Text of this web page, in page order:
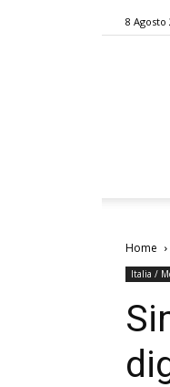
8 Agosto
Home
Italia /